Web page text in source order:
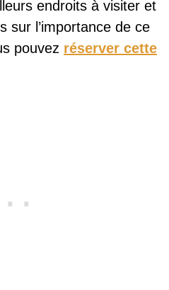
endroits à visiter et
sur l’importance de ce
pouvez réserver cette